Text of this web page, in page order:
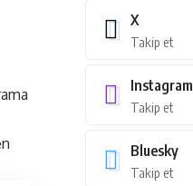
X
Takip et
Instagram
Takip et
Bluesky
Takip et